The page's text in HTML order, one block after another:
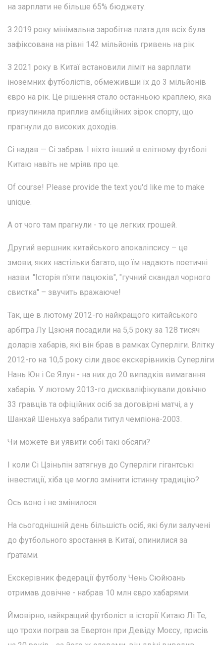
на зарплати не більше 65% бюджету.
З 2019 року мінімальна заробітна плата для всіх була
зафіксована на рівні 142 мільйонів гривень на рік.
З 2021 року в Китаї встановили ліміт на зарплати
іноземних футболістів, обмеживши їх до 3 мільйонів
євро на рік. Це рішення стало останньою краплею, яка
призупинила приплив амбіційних зірок спорту, що
прагнули до високих доходів.
Сі надав — Сі забрав. І ніхто інший в елітному футболі
Китаю навіть не мріяв про це.
Of course! Please provide the text you'd like me to make
unique.
А от чого там прагнули - то це легких грошей.
Другий вершник китайського апокаліпсису – це
змови, яких настільки багато, що їм надають поетичні
назви. "Історія п'яти пацюків", "гучний скандал чорного
свистка" – звучить вражаюче!
Так, ще в лютому 2012-го найкращого китайського
арбітра Лу Цзюня посадили на 5,5 року за 128 тисяч
доларів хабарів, які він брав в рамках Суперліги. Влітку
2012-го на 10,5 року сіли двоє екскерівників Суперліги
Нань Юн і Се Ялун - на них до 20 випадків вимагання
хабарів. У лютому 2013-го дискваліфікували довічно
33 гравців та офіційних осіб за договірні матчі, а у
Шанхай Шеньхуа забрали титул чемпіона-2003.
Чи можете ви уявити собі такі обсяги?
І коли Сі Цзіньпін затягнув до Суперліги гігантські
інвестиції, хіба це могло змінити істинну традицію?
Ось воно і не змінилося.
На сьогоднішній день більшість осіб, які були залучені
до футбольного зростання в Китаї, опинилися за
ґратами.
Екскерівник федерації футболу Чень Сюйюань
отримав довічне - набрав 10 млн євро хабарями.
Ймовірно, найкращий футболіст в історії Китаю Лі Те,
що трохи пограв за Евертон при Девіду Моєсу, присів